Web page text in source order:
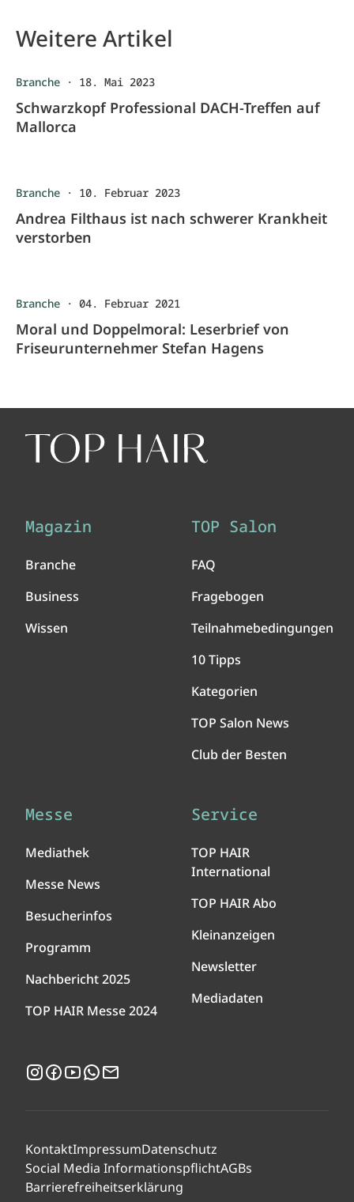
Weitere Artikel
Branche · 18. Mai 2023
Schwarzkopf Professional DACH-Treffen auf
Mallorca
Branche · 10. Februar 2023
Andrea Filthaus ist nach schwerer Krankheit
verstorben
Branche · 04. Februar 2021
Moral und Doppelmoral: Leserbrief von
Friseurunternehmer Stefan Hagens
Magazin
Branche
Business
Wissen
TOP Salon
FAQ
Fragebogen
Teilnahmebedingungen
10 Tipps
Kategorien
TOP Salon News
Club der Besten
Messe
Mediathek
Messe News
Besucherinfos
Programm
Nachbericht 2025
TOP HAIR Messe 2024
Service
TOP HAIR
International
TOP HAIR Abo
Kleinanzeigen
Newsletter
Mediadaten
Instagram
Facebook
YouTubeWhatsApp
KontaktImpressumDatenschutz
Social Media InformationspflichtAGBs
Barrierefreiheitserklärung